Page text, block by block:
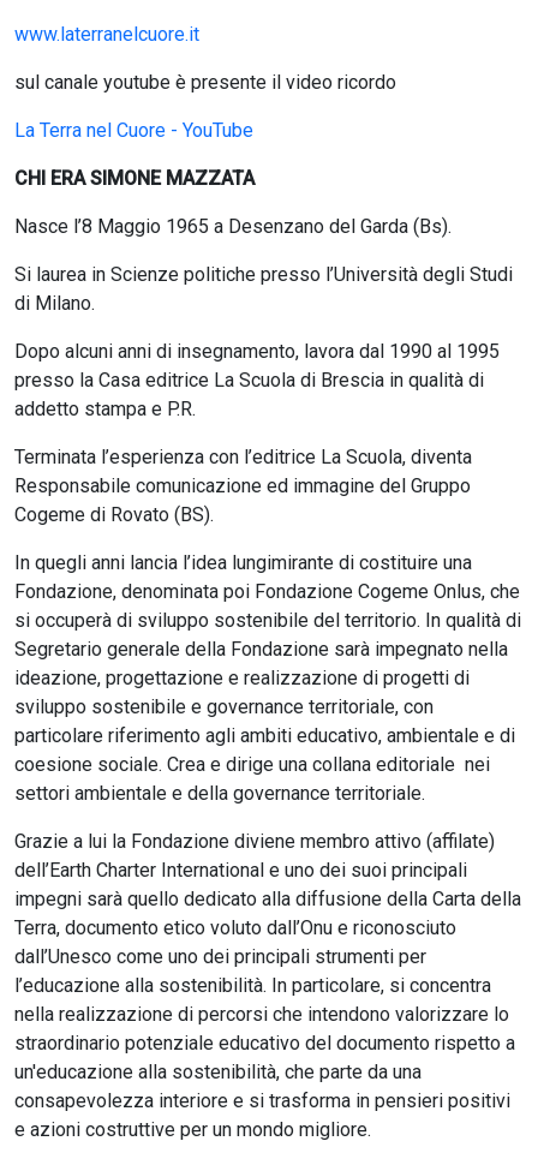
www.laterranelcuore.it
sul canale youtube è presente il video ricordo
La Terra nel Cuore - YouTube
CHI ERA SIMONE MAZZATA
Nasce l’8 Maggio 1965 a Desenzano del Garda (Bs).
Si laurea in Scienze politiche presso l’Università degli Studi
di Milano.
Dopo alcuni anni di insegnamento, lavora dal 1990 al 1995
presso la Casa editrice La Scuola di Brescia in qualità di
addetto stampa e P.R.
Terminata l’esperienza con l’editrice La Scuola, diventa
Responsabile comunicazione ed immagine del Gruppo
Cogeme di Rovato (BS).
In quegli anni lancia l’idea lungimirante di costituire una
Fondazione, denominata poi Fondazione Cogeme Onlus, che
si occuperà di sviluppo sostenibile del territorio. In qualità di
Segretario generale della Fondazione sarà impegnato nella
ideazione, progettazione e realizzazione di progetti di
sviluppo sostenibile e governance territoriale, con
particolare riferimento agli ambiti educativo, ambientale e di
coesione sociale. Crea e dirige una collana editoriale nei
settori ambientale e della governance territoriale.
Grazie a lui la Fondazione diviene membro attivo (affilate)
dell’Earth Charter International e uno dei suoi principali
impegni sarà quello dedicato alla diffusione della Carta della
Terra, documento etico voluto dall’Onu e riconosciuto
dall’Unesco come uno dei principali strumenti per
l’educazione alla sostenibilità. In particolare, si concentra
nella realizzazione di percorsi che intendono valorizzare lo
straordinario potenziale educativo del documento rispetto a
un'educazione alla sostenibilità, che parte da una
consapevolezza interiore e si trasforma in pensieri positivi
e azioni costruttive per un mondo migliore.